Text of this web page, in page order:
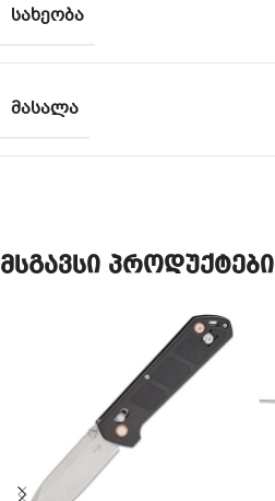
ᲡᲐᲮᲔᲝᲑᲐ
ᲛᲐᲡᲐᲚᲐ
მსგავსი პროდუქტები